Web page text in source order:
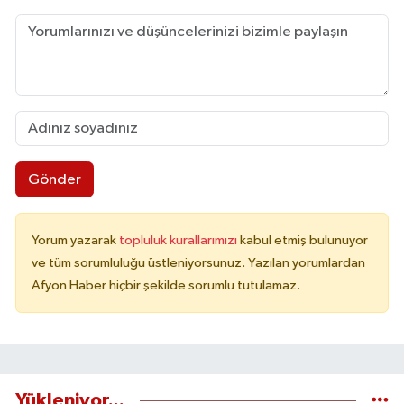
Gönder
Yorum yazarak topluluk kurallarımızı kabul etmiş bulunuyor
ve tüm sorumluluğu üstleniyorsunuz. Yazılan yorumlardan
Afyon Haber hiçbir şekilde sorumlu tutulamaz.